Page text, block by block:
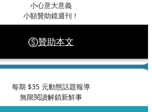
小心意大意義
小額贊助鏡週刊！
贊助本文
每期 $35 元動態話題報導
無限閱讀解鎖新鮮事